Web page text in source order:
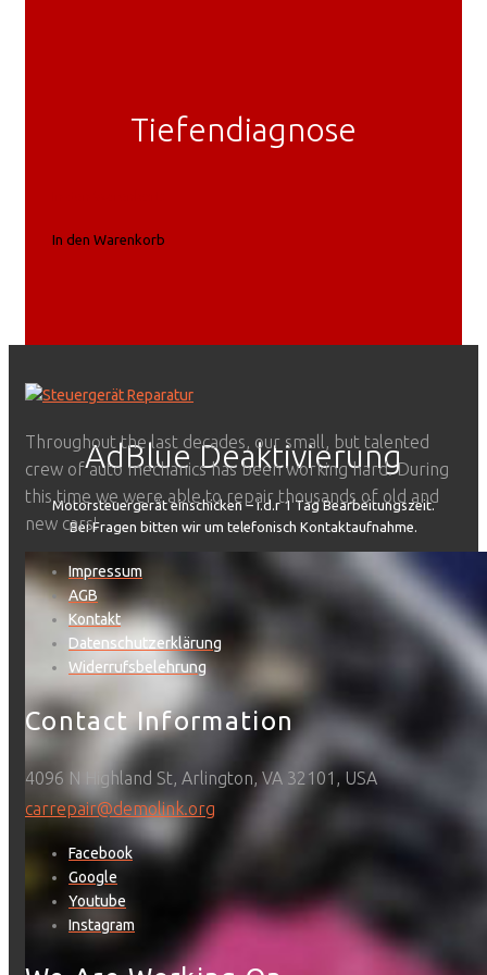
Tiefendiagnose
In den Warenkorb
VW PASSAT ELV REPARATUR
In den Warenkorb
In den Warenkorb
AdBlue Deaktivierung
Motorsteuergerät einschicken – i.d.r 1 Tag Bearbeitungszeit.
Bei Fragen bitten wir um telefonisch Kontaktaufnahme.
Throughout the last decades, our small, but talented
crew of auto mechanics has been working hard. During
this time we were able to repair thousands of old and
new cars!
Impressum
AGB
Kontakt
Datenschutzerklärung
Widerrufsbelehrung
Contact Information
4096 N Highland St, Arlington, VA 32101, USA
carrepair@demolink.org
Facebook
Google
Youtube
Instagram